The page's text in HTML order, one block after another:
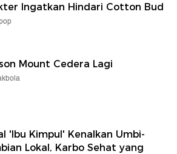
Ingatkan Hindari Cotton Bud
Mount Cedera Lagi
'Ibu Kimpul' Kenalkan Umbi-
Lokal, Karbo Sehat yang